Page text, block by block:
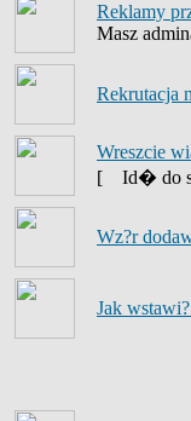
Reklamy
Masz
Rekrutacja
Wreszcie
[
Id� do
Wz?r
Jak